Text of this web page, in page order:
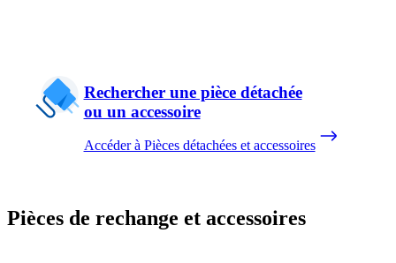
Rechercher une pièce détachée
ou un accessoire
Accéder à Pièces détachées et accessoires
Pièces de rechange et accessoires